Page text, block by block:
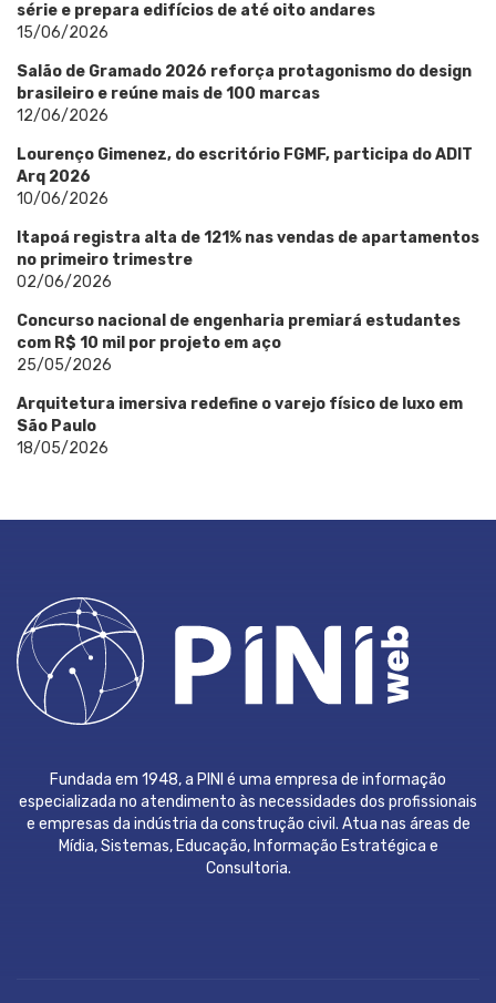
série e prepara edifícios de até oito andares
15/06/2026
Salão de Gramado 2026 reforça protagonismo do design
brasileiro e reúne mais de 100 marcas
12/06/2026
Lourenço Gimenez, do escritório FGMF, participa do ADIT
Arq 2026
10/06/2026
Itapoá registra alta de 121% nas vendas de apartamentos
no primeiro trimestre
02/06/2026
Concurso nacional de engenharia premiará estudantes
com R$ 10 mil por projeto em aço
25/05/2026
Arquitetura imersiva redefine o varejo físico de luxo em
São Paulo
18/05/2026
Fundada em 1948, a PINI é uma empresa de informação
especializada no atendimento às necessidades dos profissionais
e empresas da indústria da construção civil. Atua nas áreas de
Mídia, Sistemas, Educação, Informação Estratégica e
Consultoria.